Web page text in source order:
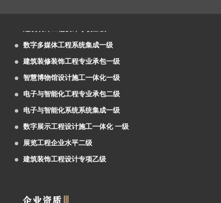
工的甘肃展厅，成为本届展会的简约小清新。
移动通信集团 甘肃有限公司张掖分公司 ” 办公
由兰州芳菲大地展览公司设计的佛慈制药公
建筑装修装饰工程专业承包一级
智慧博物馆设计施工一体化一级
电子与智能化工程专业承包二级
电子与智能化系统系统集成一级
数字展示工程设计施工一体化 一级
展览工程企业水平二级
建筑装饰工程设计专项乙级
数字多媒体工程系统集成一级